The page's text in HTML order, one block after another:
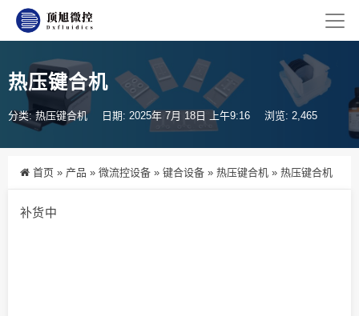
热压键合机
分类: 热压键合机 日期: 2025年 7月 18日 上午9:16 浏览: 2,465
首页 » 产品 » 微流控设备 » 键合设备 » 热压键合机 » 热压键合机
补货中